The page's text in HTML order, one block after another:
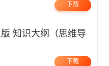
下载
下载